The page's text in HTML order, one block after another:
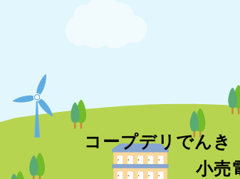
コープデリでんき
小売